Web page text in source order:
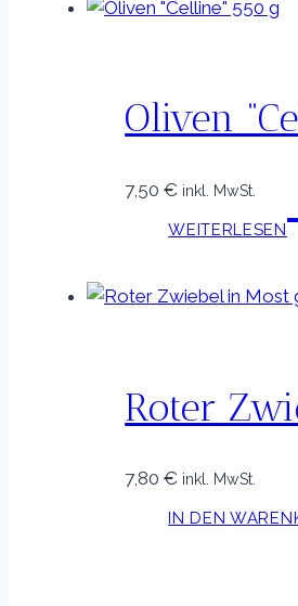
Oliven
7,50€ inkl. MwSt.
WEITERLESEN
Roter
7,80€ inkl. MwSt.
IN DEN